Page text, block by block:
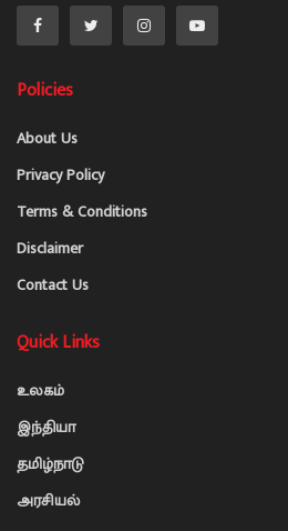
Policies
About Us
Privacy Policy
Terms & Conditions
Disclaimer
Contact Us
Quick Links
உலகம்
இந்தியா
தமிழ்நாடு
அரசியல்